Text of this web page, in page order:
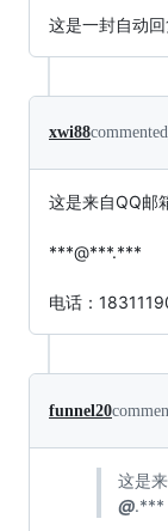
这是一封自动
xwi88commented
这是来自QQ邮
***@***.***
电话：
funnel20
这是
@.***